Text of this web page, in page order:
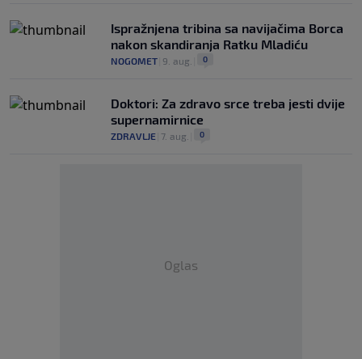
Ispražnjena tribina sa navijačima Borca
nakon skandiranja Ratku Mladiću
NOGOMET 9. aug. 0
Doktori: Za zdravo srce treba jesti dvije
supernamirnice
ZDRAVLJE 7. aug. 0
Oglas